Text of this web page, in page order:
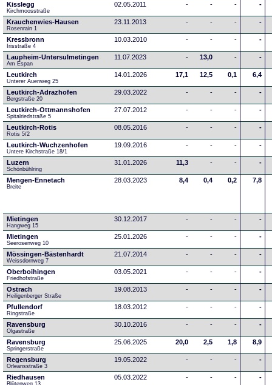
Kisslegg
Kirchmoosstraße
02.05.2011 - - - -
Krauchenwies-Hausen
Rosenrain 1
23.11.2013 - - - -
Kressbronn
Irisstraße 4
10.03.2010 - - - -
Laupheim-Untersulmetingen
Am Espan
11.07.2023 - 13,0 - -
Leutkirch
Unterer Auenweg 25
14.01.2026 17,1 12,5 0,1 6,4
Leutkirch-Adrazhofen
Bergstraße 20
29.03.2022 - - - -
Leutkirch-Ottmannshofen
Spitalriedstraße 5
27.07.2012 - - - -
Leutkirch-Rotis
Rotis 5/2
08.05.2016 - - - -
Leutkirch-Wuchzenhofen
Untere Kirchstraße 18/1
19.09.2016 - - - -
Luzern
Schönbühlring
31.01.2026 11,3 - - -
Mengen-Ennetach
Breite
28.03.2023 8,4 0,4 0,2 7,8
Mietingen
Hangweg 15
30.12.2017 - - - -
Mietingen
Seerosenweg 10
25.01.2026 - - - -
Mössingen-Bästenhardt
Weissdornweg 7
21.07.2014 - - - -
Oberboihingen
Friedhofstraße
03.05.2021 - - - -
Ostrach
Heiligenberger Straße
19.08.2013 - - - -
Pfullendorf
Ringstraße
18.03.2012 - - - -
Ravensburg
Olgastraße
30.10.2016 - - - -
Ravensburg
Springerstraße
25.06.2025 20,0 2,5 1,8 8,9
Regensburg
Orleansstraße 3
19.05.2022 - - - -
Riedhausen 05.03.2022 - - - -